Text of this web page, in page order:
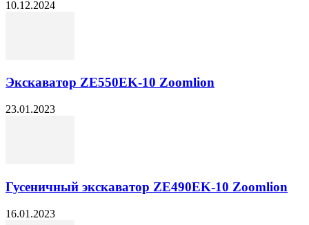
10.12.2024
Экскаватор ZE550EK-10 Zoomlion
23.01.2023
Гусеничный экскаватор ZE490EK-10 Zoomlion
16.01.2023